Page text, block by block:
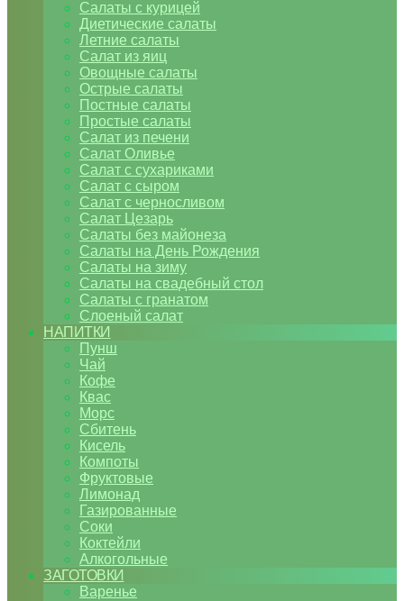
Салаты с курицей
Диетические салаты
Летние салаты
Салат из яиц
Овощные салаты
Острые салаты
Постные салаты
Простые салаты
Салат из печени
Салат Оливье
Салат с сухариками
Салат с сыром
Салат с черносливом
Салат Цезарь
Салаты без майонеза
Салаты на День Рождения
Салаты на зиму
Салаты на свадебный стол
Салаты с гранатом
Слоеный салат
НАПИТКИ
Пунш
Чай
Кофе
Квас
Морс
Сбитень
Кисель
Компоты
Фруктовые
Лимонад
Газированные
Соки
Коктейли
Алкогольные
ЗАГОТОВКИ
Варенье